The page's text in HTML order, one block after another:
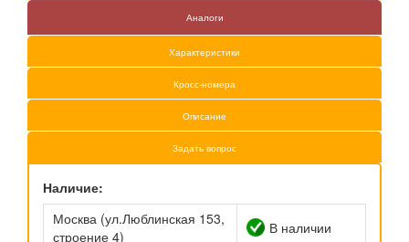
Аналоги
Характеристики
Кросс-номера
Описание
Задать вопрос
Наличие:
Москва (ул.Люблинская 153,
строение 4)
В наличии